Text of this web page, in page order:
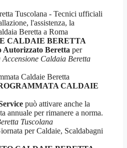
CALDAIE BERETTA
Autorizzato Beretta per
Accensione Caldaia Beretta
CALDAIE
può attivare anche la
annuale per rimanere a norma.
Tuscolana